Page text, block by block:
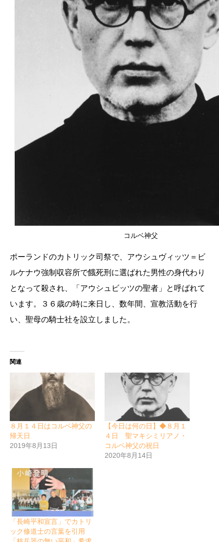
コルベ神父
ポーランドのカトリック司祭で、アウシュヴィッツ＝ビ
ルケナウ強制収容所で餓死刑に選ばれた男性の身代わり
となって殺され、「アウシュビッツの聖者」と呼ばれて
います。３６歳の時に来日し、数年間、宣教活動を行
い、聖母の騎士社を設立しました。
関連
８月１４日はコルベ神父の
帰天日
2019年8月13日
【今日は何の日】◆８月１
４日 聖マキシミリアノ・
コルベ神父の祝日
2020年8月14日
「長崎平和宣言」でカトリ
ック修道士の言葉を引用